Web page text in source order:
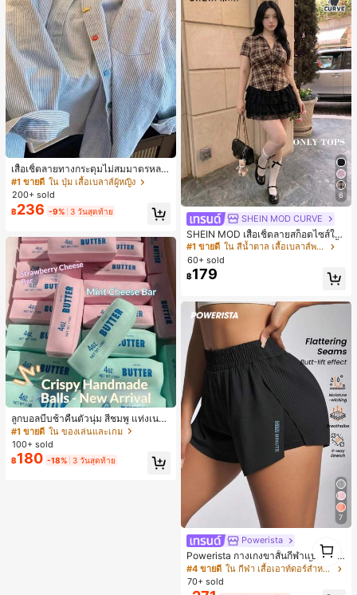
เสื้อเชิ้ตลายทางกระดุมไม่สมมาตรหลว
ม ๆ สีสันสดใสสำหรับผู้หญิง สไตล์หรูหร
า น่ารัก มินิมอล สดใส ใส่ได้ทุกวัน ทำง
านได้หลากหลาย สำหรับฤดูใบไม้ผลิ
#1 ขายดี ใน ปุ่ม เสื้อเบลาส์ผู้หญิง
200+ sold
฿236 -9% 3 วันสุดท้าย
ลูกบอลบีบช้าคืนตัวนุ่ม สีชมพู แท่งเนย
บีบคลายเครียด นุ่มยืดหยุ่น ของเล่นบีบ
4 ออนซ์ ของเล่นเกลือ เหมาะสำหรับขอ
งขวัญวันหยุด ของขวัญสนุกและน่ารัก
ของขวัญวันเกิด ของขวัญอีสเตอร์ ของ
#1 ขายดี ใน ของเล่นและเกม
100+ sold
฿180 -18% 3 วันสุดท้าย
6
SHEIN MOD CURVE
SHEIN MOD เสื้อเชิ้ตลายสก็อตไซส์ให
ญ่, ฤดูใบไม้ร่วง/ฤดูหนาว, สไตล์พรีพพี้,
ใส่ประจำวันแบบสบายๆ, สำหรับสาววัย
รุ่นเดินทางไปทำงาน
#1 ขายดี
ใน สีน้ำตาล เสื้อเบลาส์พลัสไซส์
60+ sold
฿179
7
Powerista
Powerista กางเกงขาสั้นกีฬาแบบเรียบ
ง่าย สไตล์วันทุกวัน กางเกงขาสั้นสบาย
พร้อมเสวตเตอร์
#4 ขายดี
ใน กีฬา เสื้อเอาท์ดอร์สำหรับผู้หญิง&กางเกงกลางแจ้ง
70+ sold